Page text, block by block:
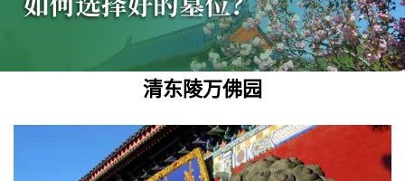
清东陵万佛园